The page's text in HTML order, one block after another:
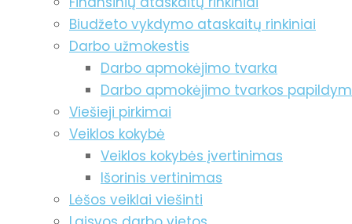
Biudžeto vykdymo ataskaitų rinkiniai
Darbo užmokestis
Darbo apmokėjimo tvarka
Darbo apmokėjimo tvarkos
Viešieji pirkimai
Veiklos kokybė
Veiklos kokybės įvertinimas
Išorinis vertinimas
Lėšos veiklai viešinti